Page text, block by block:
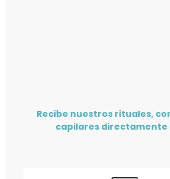
Recibe nuestros rituales,
capilares directamente